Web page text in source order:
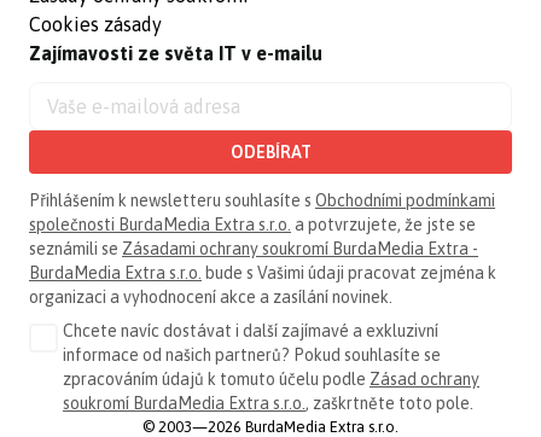
Cookies zásady
Zajímavosti ze světa IT v e-mailu
ODEBÍRAT
Přihlášením k newsletteru souhlasíte s Obchodními podmínkami
společnosti BurdaMedia Extra s.r.o. a potvrzujete, že jste se
seznámili se Zásadami ochrany soukromí BurdaMedia Extra -
BurdaMedia Extra s.r.o. bude s Vašimi údaji pracovat zejména k
organizaci a vyhodnocení akce a zasílání novinek.
Chcete navíc dostávat i další zajímavé a exkluzivní
informace od našich partnerů? Pokud souhlasíte se
zpracováním údajů k tomuto účelu podle Zásad ochrany
soukromí BurdaMedia Extra s.r.o. , zaškrtněte toto pole.
© 2003—2026 BurdaMedia Extra s.r.o.